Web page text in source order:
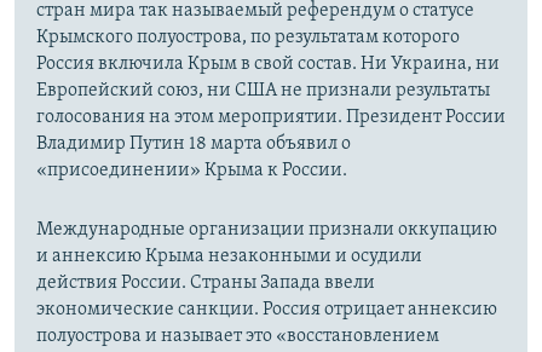
стран мира так называемый референдум о статусе
Крымского полуострова, по результатам которого
Россия включила Крым в свой состав. Ни Украина, ни
Европейский союз, ни США не признали результаты
голосования на этом мероприятии. Президент России
Владимир Путин 18 марта объявил о
«присоединении» Крыма к России.
Международные организации признали оккупацию
и аннексию Крыма незаконными и осудили
действия России. Страны Запада ввели
экономические санкции. Россия отрицает аннексию
полуострова и называет это «восстановлением